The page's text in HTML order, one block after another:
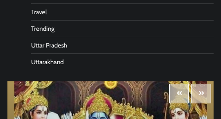
Travel
Trending
Uttar Pradesh
Uttarakhand